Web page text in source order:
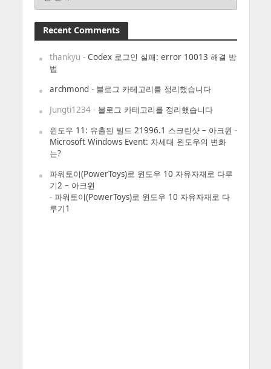
Recent Comments
thankyu - Codex 로그인 실패: error 10013 해결 방
법
archmond - 블로그 카테고리를 정리했습니다
Jungti1234- 블로그 카테고리를 정리했습니다
윈도우 11: 유출된 빌드 21996.1 스크린샷 – 아크윈 -
Microsoft Windows Event: 차세대 윈도우의 변화
는?
파워토이(PowerToys)로 윈도우 10 자유자재로 다루
기2 – 아크윈
- 파워토이(PowerToys)로 윈도우 10 자유자재로 다
루기1